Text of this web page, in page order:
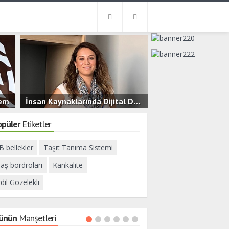
İnsan Kaynaklarında Dijital Dönüşüm ve Yeni Nesil Çalışan Deneyimi
Etiketler
bellekler
Taşıt Tanıma Sistemi
bordroları
Kankalite
Gözelekli
Manşetleri